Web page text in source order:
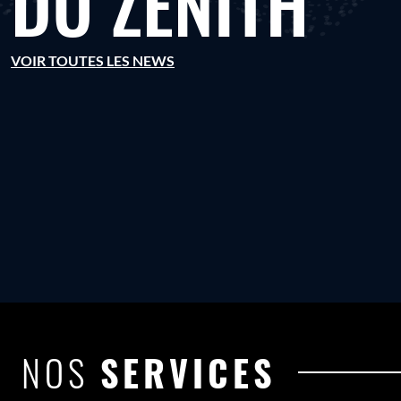
VOIR TOUTES LES NEWS
NOS SERVICES